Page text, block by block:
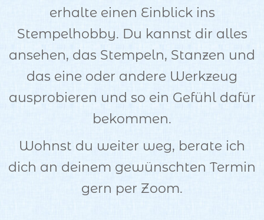
erhalte einen Einblick ins
Stempelhobby. Du kannst dir alles
ansehen, das Stempeln, Stanzen und
das eine oder andere Werkzeug
ausprobieren und so ein Gefühl dafür
bekommen.
Wohnst du weiter weg, berate ich
dich an deinem gewünschten Termin
gern per Zoom.